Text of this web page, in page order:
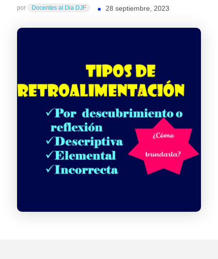
28 septiembre, 2023
por Docentes al Dia DJF
+1